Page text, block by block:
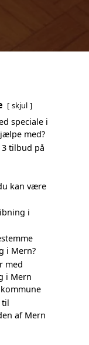
skjul
speciale i
med?
tilbud på
kan være
i
i Mern?
med
i Mern
til
af Mern